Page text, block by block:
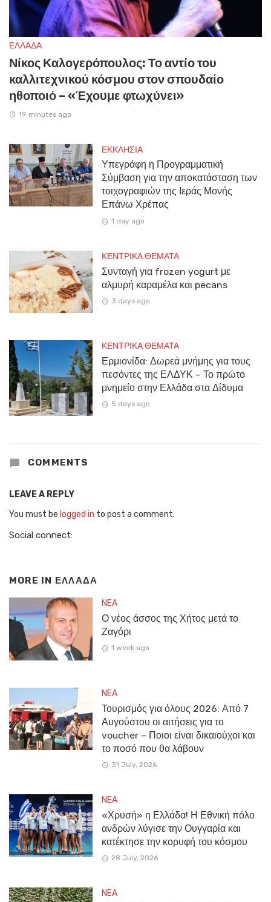
ΕΛΛΑΔΑ
Νίκος Καλογερόπουλος: Το αντίο του
καλλιτεχνικού κόσμου στον σπουδαίο
ηθοποιό – «Έχουμε φτωχύνει»
19 minutes ago
ΕΚΚΛΗΣΙΑ
Υπεγράφη η Προγραμματική
Σύμβαση για την αποκατάσταση των
τοιχογραφιών της Ιεράς Μονής
Επάνω Χρέπας
1 day ago
ΚΕΝΤΡΙΚΑ ΘΕΜΑΤΑ
Συνταγή για frozen yogurt με
αλμυρή καραμέλα και pecans
3 days ago
ΚΕΝΤΡΙΚΑ ΘΕΜΑΤΑ
Ερμιονίδα: Δωρεά μνήμης για τους
πεσόντες της ΕΛΔΥΚ – Το πρώτο
μνημείο στην Ελλάδα στα Δίδυμα
5 days ago
COMMENTS
LEAVE A REPLY
You must be logged in to post a comment.
Social connect:
MORE IN ΕΛΛΑΔΑ
NEA
Ο νέος άσσος της Χήτος μετά το
Ζαγόρι
1 week ago
NEA
Τουρισμός για όλους 2026: Από 7
Αυγούστου οι αιτήσεις για το
voucher – Ποιοι είναι δικαιούχοι και
το ποσό που θα λάβουν
31 July, 2026
NEA
«Χρυσή» η Ελλάδα! Η Εθνική πόλο
ανδρών λύγισε την Ουγγαρία και
κατέκτησε την κορυφή του κόσμου
28 July, 2026
NEA